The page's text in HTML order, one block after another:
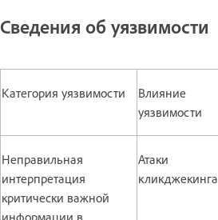
Сведения об уязвимости
Категория уязвимости
Влияние
уязвимости
Неправильная
интерпретация
критически важной
информации в
Атаки
кликджекинга